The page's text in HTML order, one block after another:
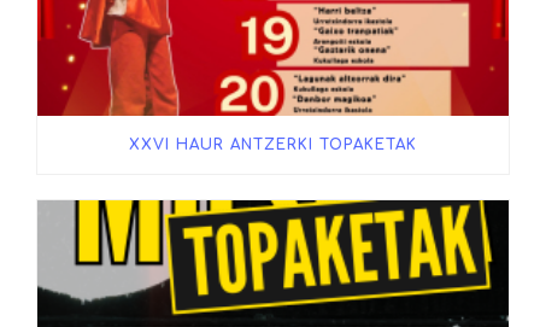
XXVI HAUR ANTZERKI TOPAKETAK